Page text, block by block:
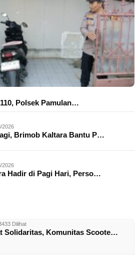
Polsek Pamulan…
2026
Brimob Kaltara Bantu P…
2026
Hadir di Pagi Hari, Perso…
Dilihat
Solidaritas, Komunitas Scoote…